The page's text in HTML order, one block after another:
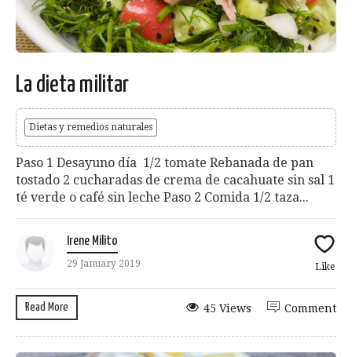
La dieta militar
Dietas y remedios naturales
Paso 1 Desayuno día 1/2 tomate Rebanada de pan
tostado 2 cucharadas de crema de cacahuate sin sal 1
té verde o café sin leche Paso 2 Comida 1/2 taza...
Irene Milito
29 January 2019 Like
Read More Comment
45 Views